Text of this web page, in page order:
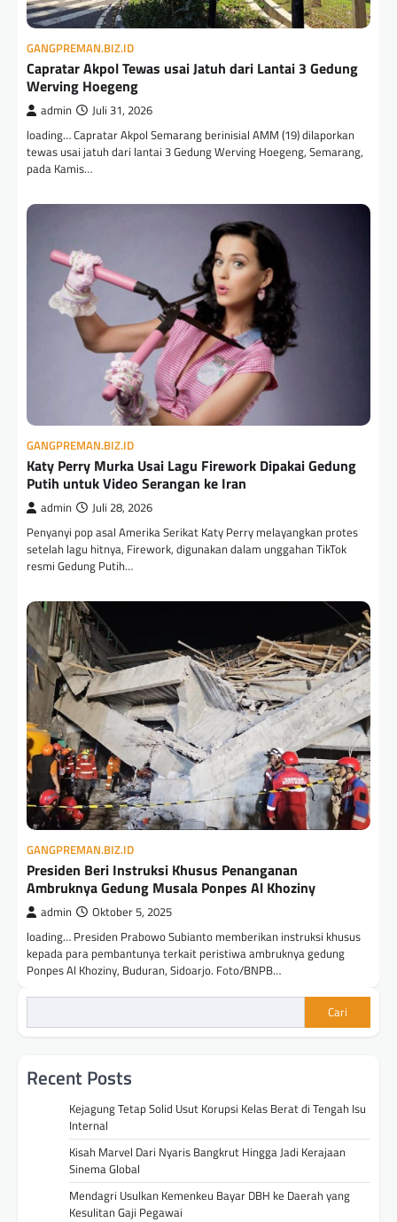
GANGPREMAN.BIZ.ID
Capratar Akpol Tewas usai Jatuh dari Lantai 3 Gedung
Werving Hoegeng
admin Juli 31, 2026
loading… Capratar Akpol Semarang berinisial AMM (19) dilaporkan
tewas usai jatuh dari lantai 3 Gedung Werving Hoegeng, Semarang,
pada Kamis…
GANGPREMAN.BIZ.ID
Katy Perry Murka Usai Lagu Firework Dipakai Gedung
Putih untuk Video Serangan ke Iran
admin Juli 28, 2026
Penyanyi pop asal Amerika Serikat Katy Perry melayangkan protes
setelah lagu hitnya, Firework, digunakan dalam unggahan TikTok
resmi Gedung Putih…
GANGPREMAN.BIZ.ID
Presiden Beri Instruksi Khusus Penanganan
Ambruknya Gedung Musala Ponpes Al Khoziny
admin Oktober 5, 2025
loading… Presiden Prabowo Subianto memberikan instruksi khusus
kepada para pembantunya terkait peristiwa ambruknya gedung
Ponpes Al Khoziny, Buduran, Sidoarjo. Foto/BNPB…
Cari
Recent Posts
Kejagung Tetap Solid Usut Korupsi Kelas Berat di Tengah Isu
Internal
Kisah Marvel Dari Nyaris Bangkrut Hingga Jadi Kerajaan
Sinema Global
Mendagri Usulkan Kemenkeu Bayar DBH ke Daerah yang
Kesulitan Gaji Pegawai